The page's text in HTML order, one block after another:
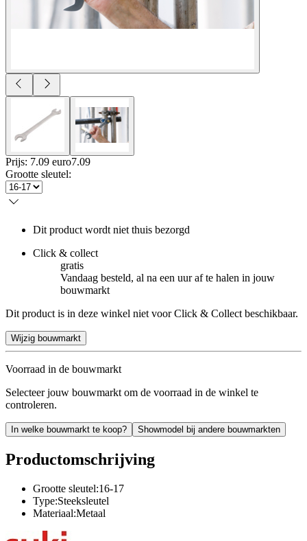
Prijs: 7.09 euro7.09
Grootte sleutel:
Dit product wordt niet thuis bezorgd
Click & collect
gratis
Vandaag besteld, al na een uur af te halen in jouw
bouwmarkt
Dit product is in deze winkel niet voor Click & Collect beschikbaar.
Wijzig bouwmarkt
Voorraad in de bouwmarkt
Selecteer jouw bouwmarkt om de voorraad in de winkel te
controleren.
In welke bouwmarkt te koop? Showmodel bij andere bouwmarkten
Productomschrijving
Grootte sleutel:16-17
Type:Steeksleutel
Materiaal:Metaal